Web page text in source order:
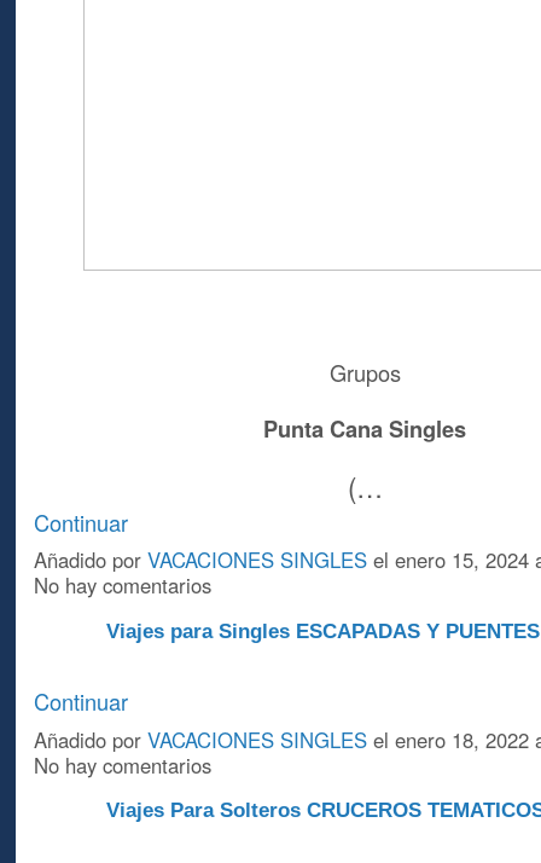
Grupos
Punta Cana Singles
(…
Continuar
Añadido por VACACIONES SINGLESel enero 15, 2024
No hay comentarios
Viajes para Singles ESCAPADAS Y PUENTES
Continuar
Añadido por VACACIONES SINGLESel enero 18, 2022
No hay comentarios
Viajes Para Solteros CRUCEROS